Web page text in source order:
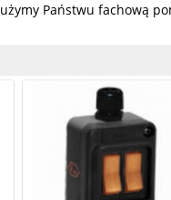
Państwu fachową